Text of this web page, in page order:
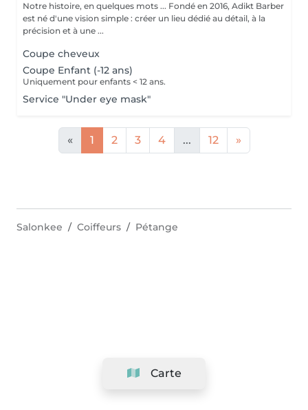
Notre histoire, en quelques mots ... Fondé en 2016, Adikt Barber
est né d'une vision simple : créer un lieu dédié au détail, à la
précision et à une ...
Coupe cheveux
Coupe Enfant (-12 ans)
Uniquement pour enfants < 12 ans.
Service "Under eye mask"
« 1 2 3 4 ... 12 »
Carte
Salonkee Coiffeurs Pétange